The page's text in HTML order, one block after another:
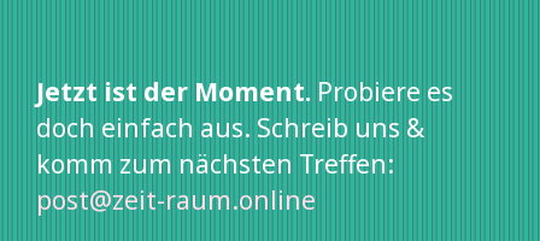
Jetzt ist der Moment. Probiere es
doch einfach aus. Schreib uns &
komm zum nächsten Treffen:
post@zeit-raum.online